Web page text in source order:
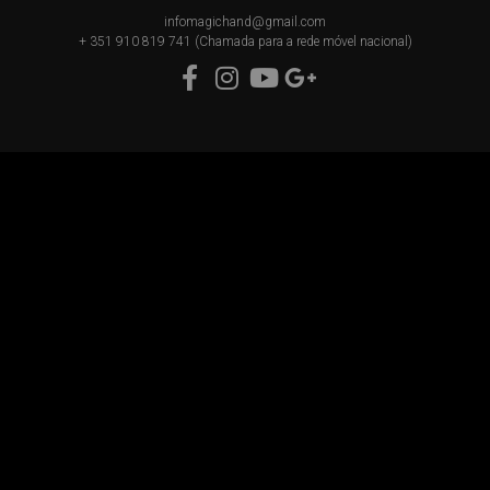
infomagichand@gmail.com
+ 351 910 819 741 (Chamada para a rede móvel nacional)